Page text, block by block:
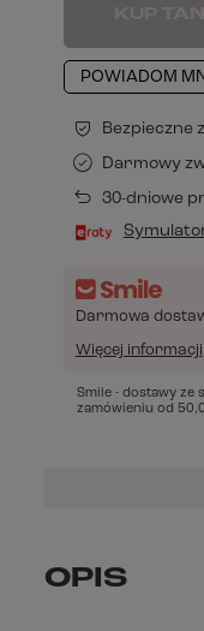
POWIADOM
Bezpieczne
Darmowy
30-dniowe
Darmowa
Więcej informacji
Smile - dostawy
zamówieniu od
OPIS